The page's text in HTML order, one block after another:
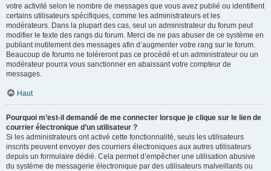
votre activité selon le nombre de messages que vous avez publié ou identifient
certains utilisateurs spécifiques, comme les administrateurs et les
modérateurs. Dans la plupart des cas, seul un administrateur du forum peut
modifier le texte des rangs du forum. Merci de ne pas abuser de ce système en
publiant inutilement des messages afin d’augmenter votre rang sur le forum.
Beaucoup de forums ne toléreront pas ce procédé et un administrateur ou un
modérateur pourra vous sanctionner en abaissant votre compteur de
messages.
Haut
Pourquoi m’est-il demandé de me connecter lorsque je clique sur le lien de
courrier électronique d’un utilisateur ?
Si les administrateurs ont activé cette fonctionnalité, seuls les utilisateurs
inscrits peuvent envoyer des courriers électroniques aux autres utilisateurs
depuis un formulaire dédié. Cela permet d’empêcher une utilisation abusive
du système de messagerie électronique par des utilisateurs malveillants ou